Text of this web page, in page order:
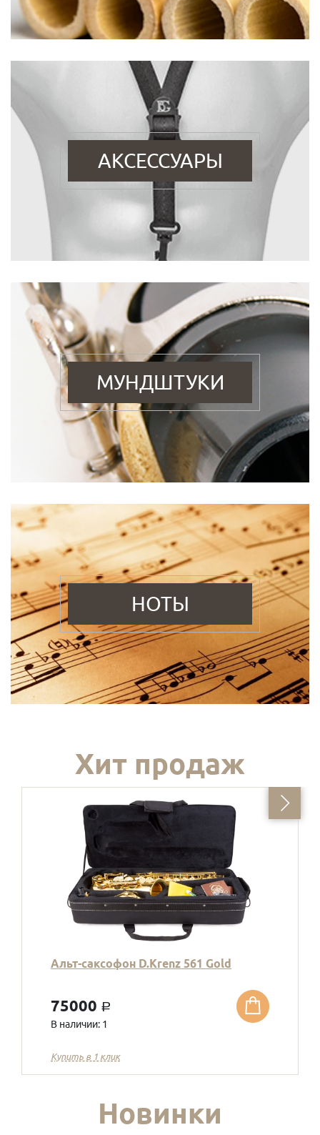
АКСЕССУАРЫ
МУНДШТУКИ
НОТЫ
Хит продаж
Альт-саксофон D.Krenz 561 Gold
75000 a
В наличии: 1
Купить в 1 клик
Новинки